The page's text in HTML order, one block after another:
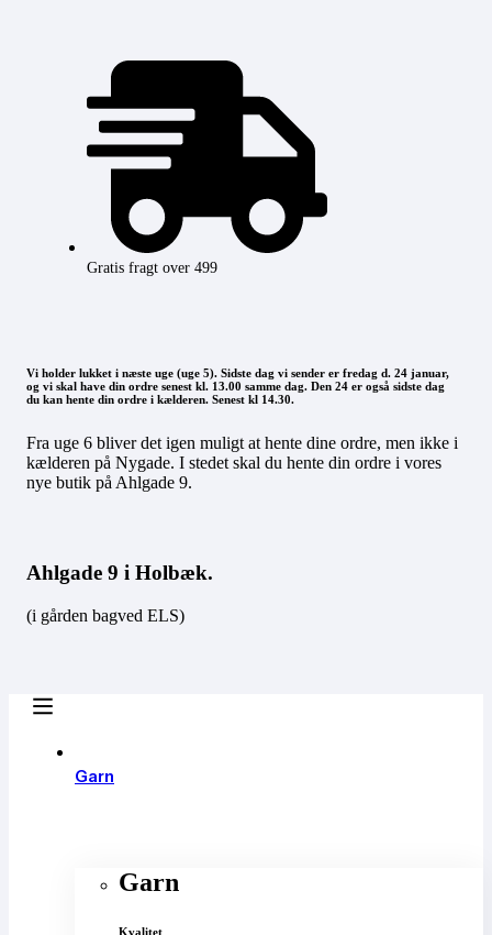
Gratis fragt over 499
Vi holder lukket i næste uge (uge 5). Sidste dag vi sender er fredag d. 24 januar,
og vi skal have din ordre senest kl. 13.00 samme dag. Den 24 er også sidste dag
du kan hente din ordre i kælderen. Senest kl 14.30.
Fra uge 6 bliver det igen muligt at hente dine ordre, men ikke i
kælderen på Nygade. I stedet skal du hente din ordre i vores
nye butik på Ahlgade 9.
Ahlgade 9 i Holbæk.
(i gården bagved ELS)
Garn
Garn
Kvalitet